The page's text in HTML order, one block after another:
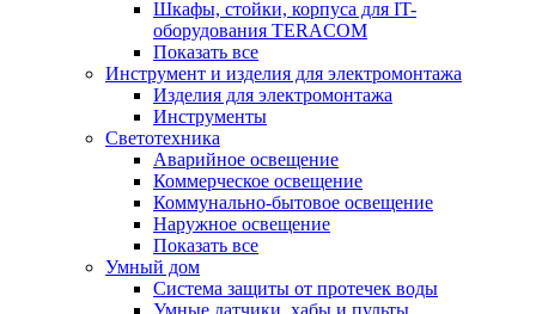
Шкафы, стойки, корпуса для IT-
оборудования TERACOM
Показать все
Инструмент и изделия для электромонтажа
Изделия для электромонтажа
Инструменты
Светотехника
Аварийное освещение
Коммерческое освещение
Коммунально-бытовое освещение
Наружное освещение
Показать все
Умный дом
Система защиты от протечек воды
Умные датчики, хабы и пульты